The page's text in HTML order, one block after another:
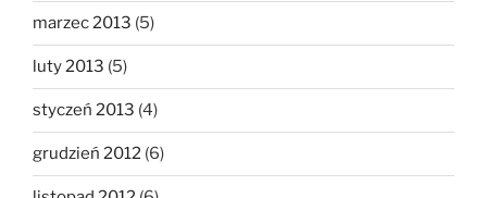
marzec 2013 (5)
luty 2013 (5)
styczeń 2013 (4)
grudzień 2012 (6)